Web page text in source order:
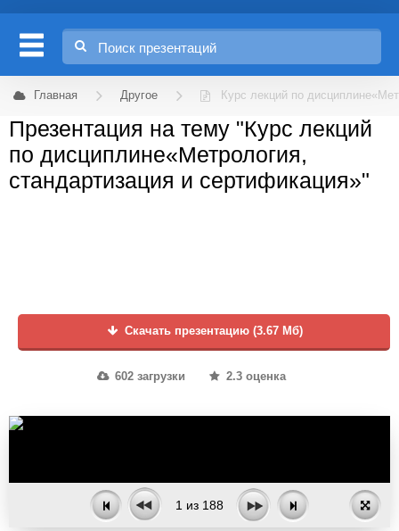
Главная Другое Курс лекций по
Презентация на тему "Курс лекций
по дисциплине«Метрология,
стандартизация и сертификация»"
Скачать презентацию (3.67 Мб)
602 загрузки 2.3 оценка
1 из 188